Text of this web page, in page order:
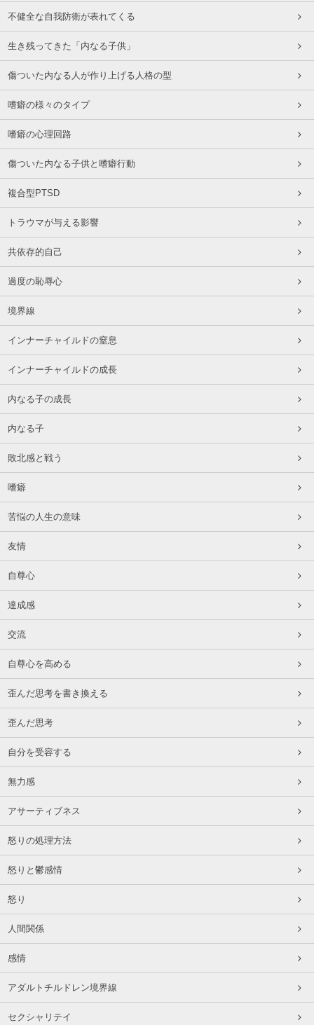
不健全な自我防衛が表れてくる
生き残ってきた「内なる子供」
傷ついた内なる人が作り上げる人格の型
嗜癖の様々のタイプ
嗜癖の心理回路
傷ついた内なる子供と嗜癖行動
複合型PTSD
トラウマが与える影響
共依存的自己
過度の恥辱心
境界線
インナーチャイルドの窒息
インナーチャイルドの成長
内なる子の成長
内なる子
敗北感と戦う
嗜癖
苦悩の人生の意味
友情
自尊心
達成感
交流
自尊心を高める
歪んだ思考を書き換える
歪んだ思考
自分を受容する
無力感
アサーティブネス
怒りの処理方法
怒りと鬱感情
怒り
人間関係
感情
アダルトチルドレン境界線
セクシャリテイ